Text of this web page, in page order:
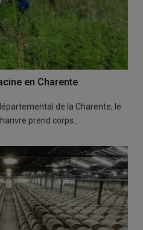
en Charente
de la Charente, le
prend corps…